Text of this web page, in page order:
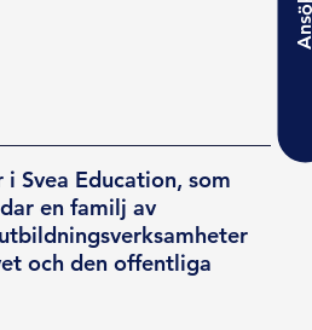
i Svea Education, som
en familj av
och den offentliga